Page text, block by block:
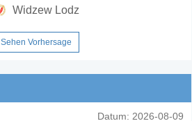
Widzew Lodz
Sehen Vorhersage
Datum: 2026-08-09